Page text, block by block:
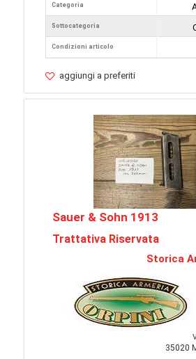
Categoria
Sottocategoria
Condizioni articolo
aggiungi a preferiti
Sauer & Sohn 1913
Trattativa Riservata
Storica
35020